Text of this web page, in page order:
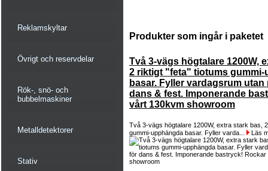
Reklamskyltar
Övrigt och reservdelar
Rök-, snö- och
bubbelmaskiner
Metalldetektorer
Stativ
Produkter som ingår i paketet
Två 3-vägs högtalare 1200W,
2 riktigt "feta" tiotums gummi-
basar. Fyller vardagsrum
dans & fest. Imponerande
vårt 130kvm showroom
Två 3-vägs högtalare 1200W, extra stark bas,
gummi-upphängda basar. Fyller varda...
Läs